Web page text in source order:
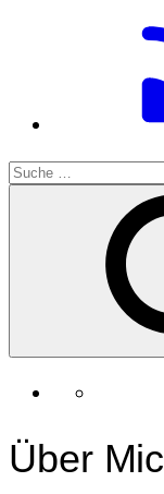
Über